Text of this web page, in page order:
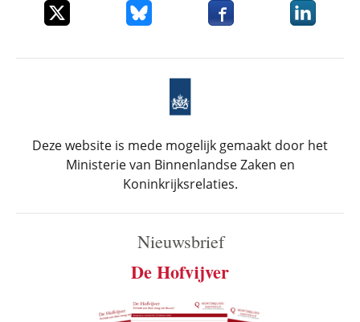
Deel dit item op XDeel dit item op Bluesky
Deel dit item opDeel dit
Deze website is mede mogelijk gemaakt door het
Ministerie van Binnenlandse Zaken en
Koninkrijksrelaties.
Nieuwsbrief
De Hofvijver